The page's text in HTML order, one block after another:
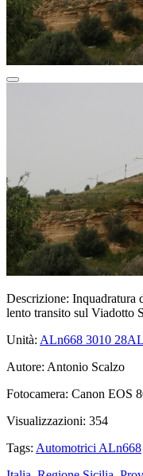
Descrizione: Inquadratura
lento transito sul Viadotto
Unità: ALn668 3010 28
Autore: Antonio Scalzo
Fotocamera: Canon EOS
Visualizzazioni: 354
Tags: Automotrici ALn668